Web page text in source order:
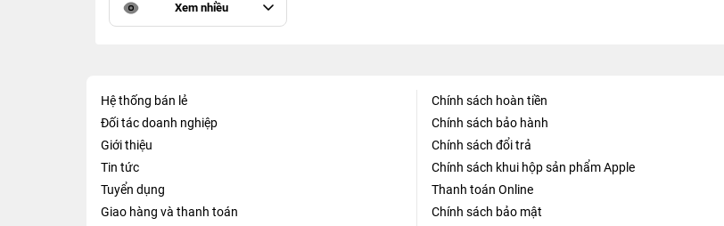
Xem nhiều
Hệ thống bán lẻ
Đối tác doanh nghiệp
Giới thiệu
Tin tức
Tuyển dụng
Giao hàng và thanh toán
Chính sách hoàn tiền
Chính sách bảo hành
Chính sách đổi trả
Chính sách khui hộp sản phẩm Apple
Thanh toán Online
Chính sách bảo mật